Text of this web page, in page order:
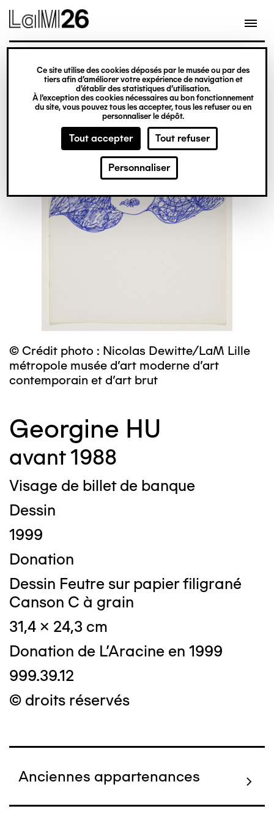
Gestion des cookies
Ce site utilise des cookies déposés par le musée ou par des
tiers afin d’améliorer votre expérience de navigation et
d’établir des statistiques d’utilisation.
À l’exception des cookies nécessaires au bon fonctionnement
du site, vous pouvez tous les accepter, tous les refuser ou en
personnaliser le dépôt.
Tout accepter Tout refuser
Personnaliser
contenu
© Crédit photo : Nicolas Dewitte/LaM Lille
métropole musée d’art moderne d’art
contemporain et d’art brut
Georgine HU
avant 1988
Visage de billet de banque
Dessin
1999
Donation
Dessin Feutre sur papier filigrané
Canson C à grain
31,4 x 24,3 cm
Donation de L'Aracine en 1999
999.39.12
© droits réservés
Anciennes appartenances